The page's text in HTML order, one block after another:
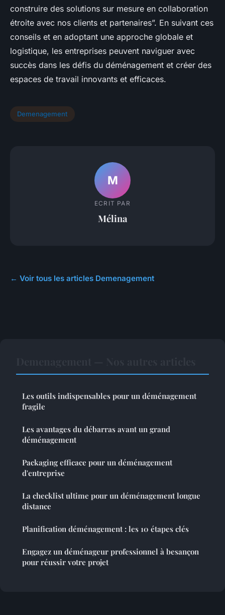
construire des solutions sur mesure en collaboration
étroite avec nos clients et partenaires”. En suivant ces
conseils et en adoptant une approche globale et
logistique, les entreprises peuvent naviguer avec
succès dans les défis du déménagement et créer des
espaces de travail innovants et efficaces.
Demenagement
M
ECRIT PAR
Mélina
← Voir tous les articles Demenagement
Les outils indispensables pour un déménagement
fragile
Les avantages du débarras avant un grand
déménagement
Packaging efficace pour un déménagement
d'entreprise
La checklist ultime pour un déménagement longue
distance
Planification déménagement : les 10 étapes clés
Engagez un déménageur professionnel à besançon
pour réussir votre projet